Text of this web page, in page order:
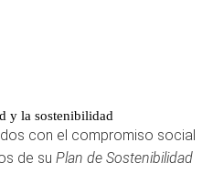
y la sostenibilidad
con el compromiso social
de su Plan de Sostenibilidad